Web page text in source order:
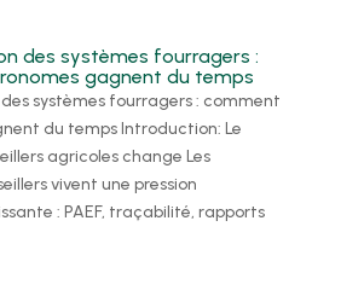
des systèmes fourragers :
gagnent du temps
systèmes fourragers : comment
du temps Introduction: Le
agricoles change Les
vivent une pression
: PAEF, traçabilité, rapports